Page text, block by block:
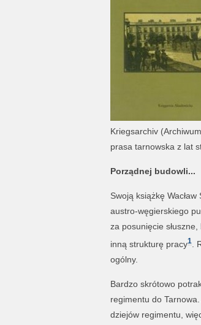
Kriegsarchiv
prasa tarnowska z lat
Porządnej budowli...
Swoją książkę
austro-węgierskiego
za posunięcie
inną strukturę pracy1.
ogólny.
Bardzo skrótowo
regimentu do
dziejów regimentu,